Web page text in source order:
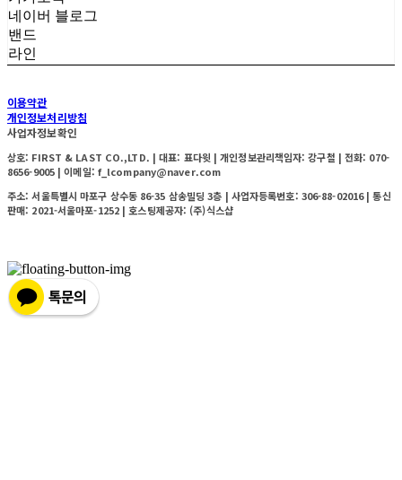
네이버 블로그
밴드
라인
이용약관
개인정보처리방침
사업자정보확인
상호: FIRST & LAST CO.,LTD. | 대표: 표다윗 | 개인정보관리책임자: 강구철 | 전화: 070-
8656-9005 | 이메일: f_lcompany@naver.com
주소: 서울특별시 마포구 상수동 86-35 삼송빌딩 3층 | 사업자등록번호: 306-88-02016| 통신
판매: 2021-서울마포-1252 | 호스팅제공자: (주)식스샵